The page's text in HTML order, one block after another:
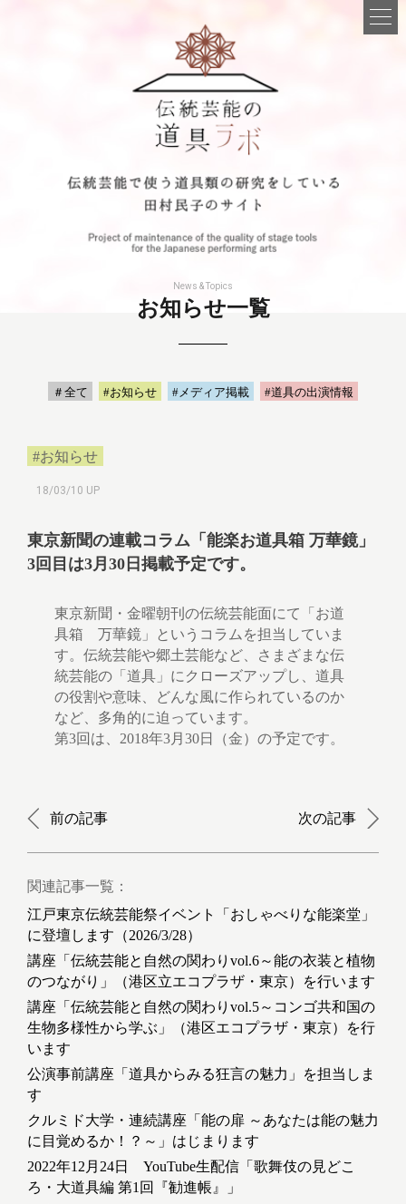
News & Topics
お知らせ一覧
＃全て #お知らせ #メディア掲載 #道具の出演情報
#お知らせ
18/03/10 UP
東京新聞の連載コラム「能楽お道具箱 万華鏡」
3回目は3月30日掲載予定です。
東京新聞・金曜朝刊の伝統芸能面にて「お道
具箱 万華鏡」というコラムを担当していま
す。伝統芸能や郷土芸能など、さまざまな伝
統芸能の「道具」にクローズアップし、道具
の役割や意味、どんな風に作られているのか
など、多角的に迫っています。
第3回は、2018年3月30日（金）の予定です。
前の記事 次の記事
関連記事一覧：
江戸東京伝統芸能祭イベント「おしゃべりな能楽堂」
に登壇します（2026/3/28）
講座「伝統芸能と自然の関わりvol.6～能の衣装と植物
のつながり」（港区立エコプラザ・東京）を行います
講座「伝統芸能と自然の関わりvol.5～コンゴ共和国の
生物多様性から学ぶ」（港区エコプラザ・東京）を行
います
公演事前講座「道具からみる狂言の魅力」を担当しま
す
クルミド大学・連続講座「能の扉 ～あなたは能の魅力
に目覚めるか！？～」はじまります
2022年12月24日 YouTube生配信「歌舞伎の見どこ
ろ・大道具編 第1回『勧進帳』」